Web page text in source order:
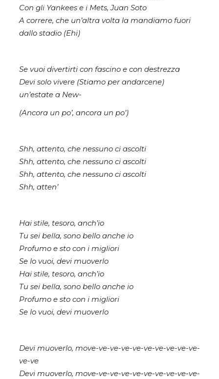
Con gli Yankees e i Mets, Juan Soto
A correre, che un’altra volta la mandiamo fuori
dallo stadio (Ehi)
Se vuoi divertirti con fascino e con destrezza
Devi solo vivere (Stiamo per andarcene)
un’estate a New-
(Ancora un po’, ancora un po’)
Shh, attento, che nessuno ci ascolti
Shh, attento, che nessuno ci ascolti
Shh, attento, che nessuno ci ascolti
Shh, atten’
Hai stile, tesoro, anch’io
Tu sei bella, sono bello anche io
Profumo e sto con i migliori
Se lo vuoi, devi muoverlo
Hai stile, tesoro, anch’io
Tu sei bella, sono bello anche io
Profumo e sto con i migliori
Se lo vuoi, devi muoverlo
Devi muoverlo, move-ve-ve-ve-ve-ve-ve-ve-ve-ve-
ve-ve
Devi muoverlo, move-ve-ve-ve-ve-ve-ve-ve-ve-ve-